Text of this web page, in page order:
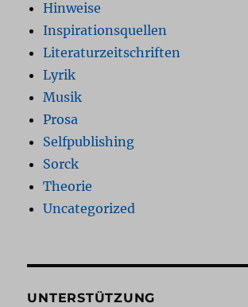
Hinweise
Inspirationsquellen
Literaturzeitschriften
Lyrik
Musik
Prosa
Selfpublishing
Sorck
Theorie
Uncategorized
UNTERSTÜTZUNG